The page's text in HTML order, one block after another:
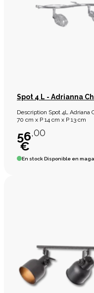
Spot 4 L - Adrianna
Description Spot 4L Adriana Chromé Avec ampoules G9 Mesures : L
70 cm x P 14 cm x P 13 cm
56,00
€
En stockDisponible en